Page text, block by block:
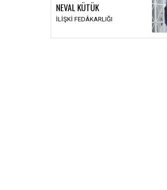
NEVAL KÜTÜK
İLİŞKİ FEDÂKARLIĞI